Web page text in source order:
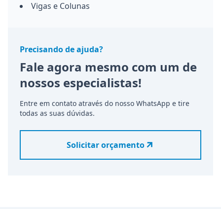
Vigas e Colunas
Precisando de ajuda?
Fale agora mesmo com um de
nossos especialistas!
Entre em contato através do nosso WhatsApp e tire
todas as suas dúvidas.
Solicitar orçamento